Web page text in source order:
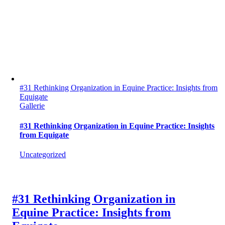
#31 Rethinking Organization in Equine Practice: Insights from
Equigate
Gallerie
#31 Rethinking Organization in Equine Practice: Insights
from Equigate
Uncategorized
#31 Rethinking Organization in
Equine Practice: Insights from